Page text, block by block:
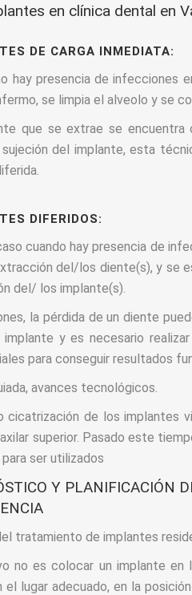
en clínica dental en
DE CARGA INMEDIATA:
hay presencia de infecciones
se limpia el alveolo y se
que se extrae se encuentra
del implante, esta
DIFERIDOS:
cuando hay presencia de
del/los diente(s), y se
del/ los implante(s).
la pérdida de un diente
y es necesario
para conseguir resultados
avances tecnológicos.
cicatrización de los implantes
superior. Pasado este
ser utilizados
Y PLANIFICACIÓN
tratamiento de implantes
no es colocar un implante en
el lugar adecuado, en la